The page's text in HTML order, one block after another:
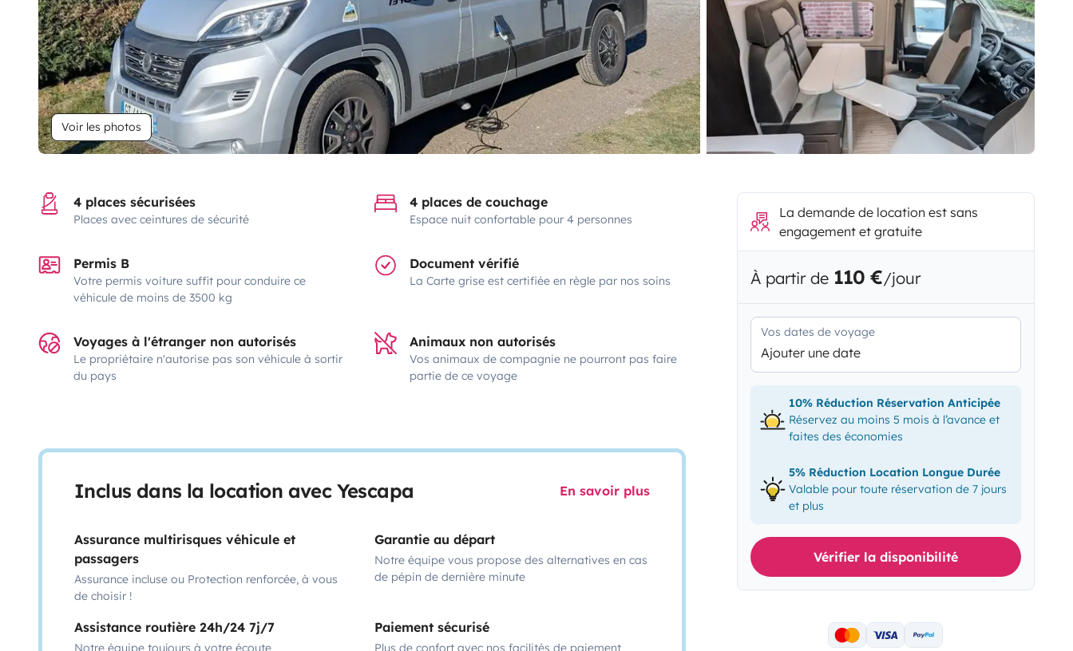
Voir les photos
4 places sécurisées
Places avec ceintures de sécurité
4 places de couchage
Espace nuit confortable pour 4 personnes
Permis B
Votre permis voiture suffit pour conduire ce
véhicule de moins de 3500 kg
Document vérifié
La Carte grise est certifiée en règle par nos soins
Voyages à l'étranger non autorisés
Le propriétaire n'autorise pas son véhicule à sortir
du pays
Animaux non autorisés
Vos animaux de compagnie ne pourront pas faire
partie de ce voyage
Inclus dans la location avec Yescapa En savoir plus
Assurance multirisques véhicule et
passagers
Assurance incluse ou Protection renforcée, à vous
de choisir !
Garantie au départ
Notre équipe vous propose des alternatives en cas
de pépin de dernière minute
Assistance routière 24h/24 7j/7
Notre équipe toujours à votre écoute
Paiement sécurisé
Plus de confort avec nos facilités de paiement
La demande de location est sans
engagement et gratuite
À partir de 110 €/jour
Vos dates de voyage
Ajouter une date
10% Réduction Réservation Anticipée
Réservez au moins 5 mois à l’avance et
faites des économies
5% Réduction Location Longue Durée
Valable pour toute réservation de 7 jours
et plus
Vérifier la disponibilité